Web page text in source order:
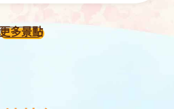
更多景點